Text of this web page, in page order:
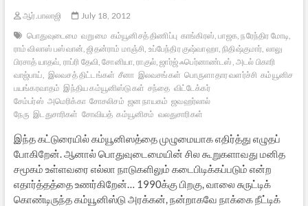
ஆர்.பாலாஜி
July 18, 2012
பொதுவுடைமை வறுமை கம்யூனிசத் திணிப்பு காங்கிரஸ், பாஜக, நரேந்திர மோடி,
ராம் விலாஸ் பஸ்வான், ஜிதன்ராம் மாஞ்சி, உப்பேந்திர குஷ்வாஹா, நிதிஷ்குமார், லாலு
பிரசாத் யாதவ், ராப்ரி தேவி, சோனியா, ராகுல், ஜார்ஜ் ஃபெர்னாண்டஸ், அடல் பிகாரி
வாஜ்பாய், இலவசத் திட்டங்கள் சீனா இலவசங்கள் பொருளாதார வளர்ச்சி கம்யூனிச
பயங்கரவாதம் இந்திய கம்யூனிஸ்டுகள் சந்தை விட்டேக்கர்
சேம்பர்ஸ் அமெரிக்கா சோசலிசம் ஜன நாயகம் ஜவஹர்லால்
நேரு இடதுசாரிகள் சோவியத் கம்யூனிசம் வலதுசாரிகள்
இந்த கட்டுரையில் கம்யூனிஸத்தை முழுமையாக எதிர்த்து எழுதப்
போகிறேன். ஆனால் பொதுவுடைமையின் சில கூறுகளாவது மனித
சமூகம் உள்ளவரை எல்லா நாடுகளிலும் கடைபிடிக்கப்படும் என்ற
எதார்த்தத்தை உணர்கிறேன்… 1990க்கு பிறகு, வாலை சுருட்டிக்
கொண்டிருந்த கம்யூனிஸ்டு அரக்கன், நன்றாகவே நாக்கை நீட்டிக்